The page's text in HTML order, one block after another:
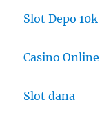
Slot Depo 10k
Casino Online
Slot dana